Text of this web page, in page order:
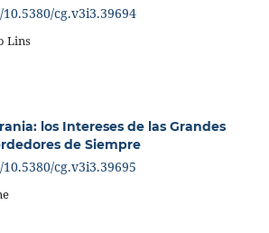
cg.v3i3.39694
Lins
los Intereses de las Grandes
de Siempre
cg.v3i3.39695